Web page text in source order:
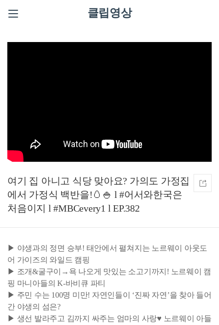
클립영상
여기 집 아니고 식당 맞아요? 가의도 가정집
에서 가정식 백반을!🥚🍚 l #어서와한국은
처음이지 l #MBCevery1 l EP.382
▶ 야생과의 정면 승부! 태안에서 펼쳐지는 노르웨이 아웃도
어 가이즈의 와일드 캠핑
▶ 조개&굴구이→욕 나오게 맛있는 소고기까지! 노르웨이 캠
핑 마니아들의 K-바비큐 파티
▶ 주민 수는 100명 미만! 자연인들이 ‘진짜 자연’을 찾아 들어
간 야생의 섬은?
▶ 생선 발라주고 김까지 싸주는 엄마의 사랑♥ 노르웨이 아들